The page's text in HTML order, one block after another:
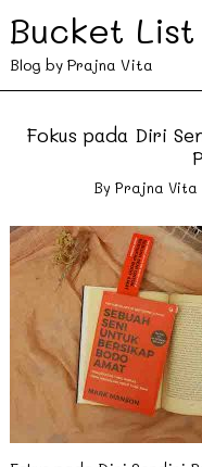
Bucket
Blog by Prajna Vita
Fokus pada Diri
By Prajna Vita